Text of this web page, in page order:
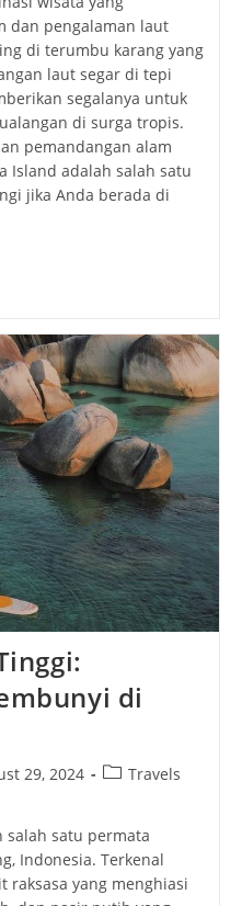
jika Anda berada di
di
29, 2024
Post
category:
Travels
satu permata
Indonesia. Terkenal
yang menghiasi
dan pasir putih yang
favorit bagi para
alam yang autentik.
di sana.
Pantai Tanjung